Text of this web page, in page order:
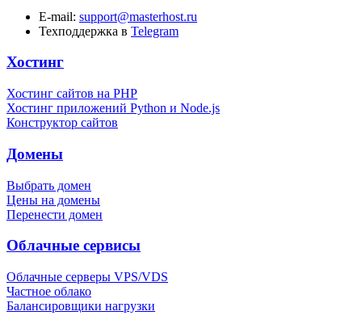
E-mail: support@masterhost.ru
Техподдержка в Telegram
Хостинг
Хостинг сайтов на PHP
Хостинг приложений Python и Node.js
Конструктор сайтов
Домены
Выбрать домен
Цены на домены
Перенести домен
Облачные сервисы
Облачные серверы VPS/VDS
Частное облако
Балансировщики нагрузки